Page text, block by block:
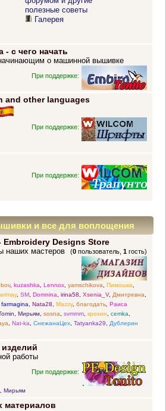
полезные советы
Галерея
с чего начать
о машинной вышивке
При поддержке:
and other languages
При поддержке:
При поддержке:
и все для воплощения
Embroidery Designs Store
(0 пользователь,1 гость)
наших мастеров
, kuzashka, Lennox, yamschikova, Пимошка,
, SM, Domnina, irina58, Xsenia_V, Дмитревна,
farmagina, Nata28, Mazzy, благодать, Раиса
, Мирьям, sosna, svmmm, крохин, cemka,
, Nat-ka, СнежанаЦех, Tatyanka29, Дублерин
изделий
работы
При поддержке:
, Мирьям
материалов